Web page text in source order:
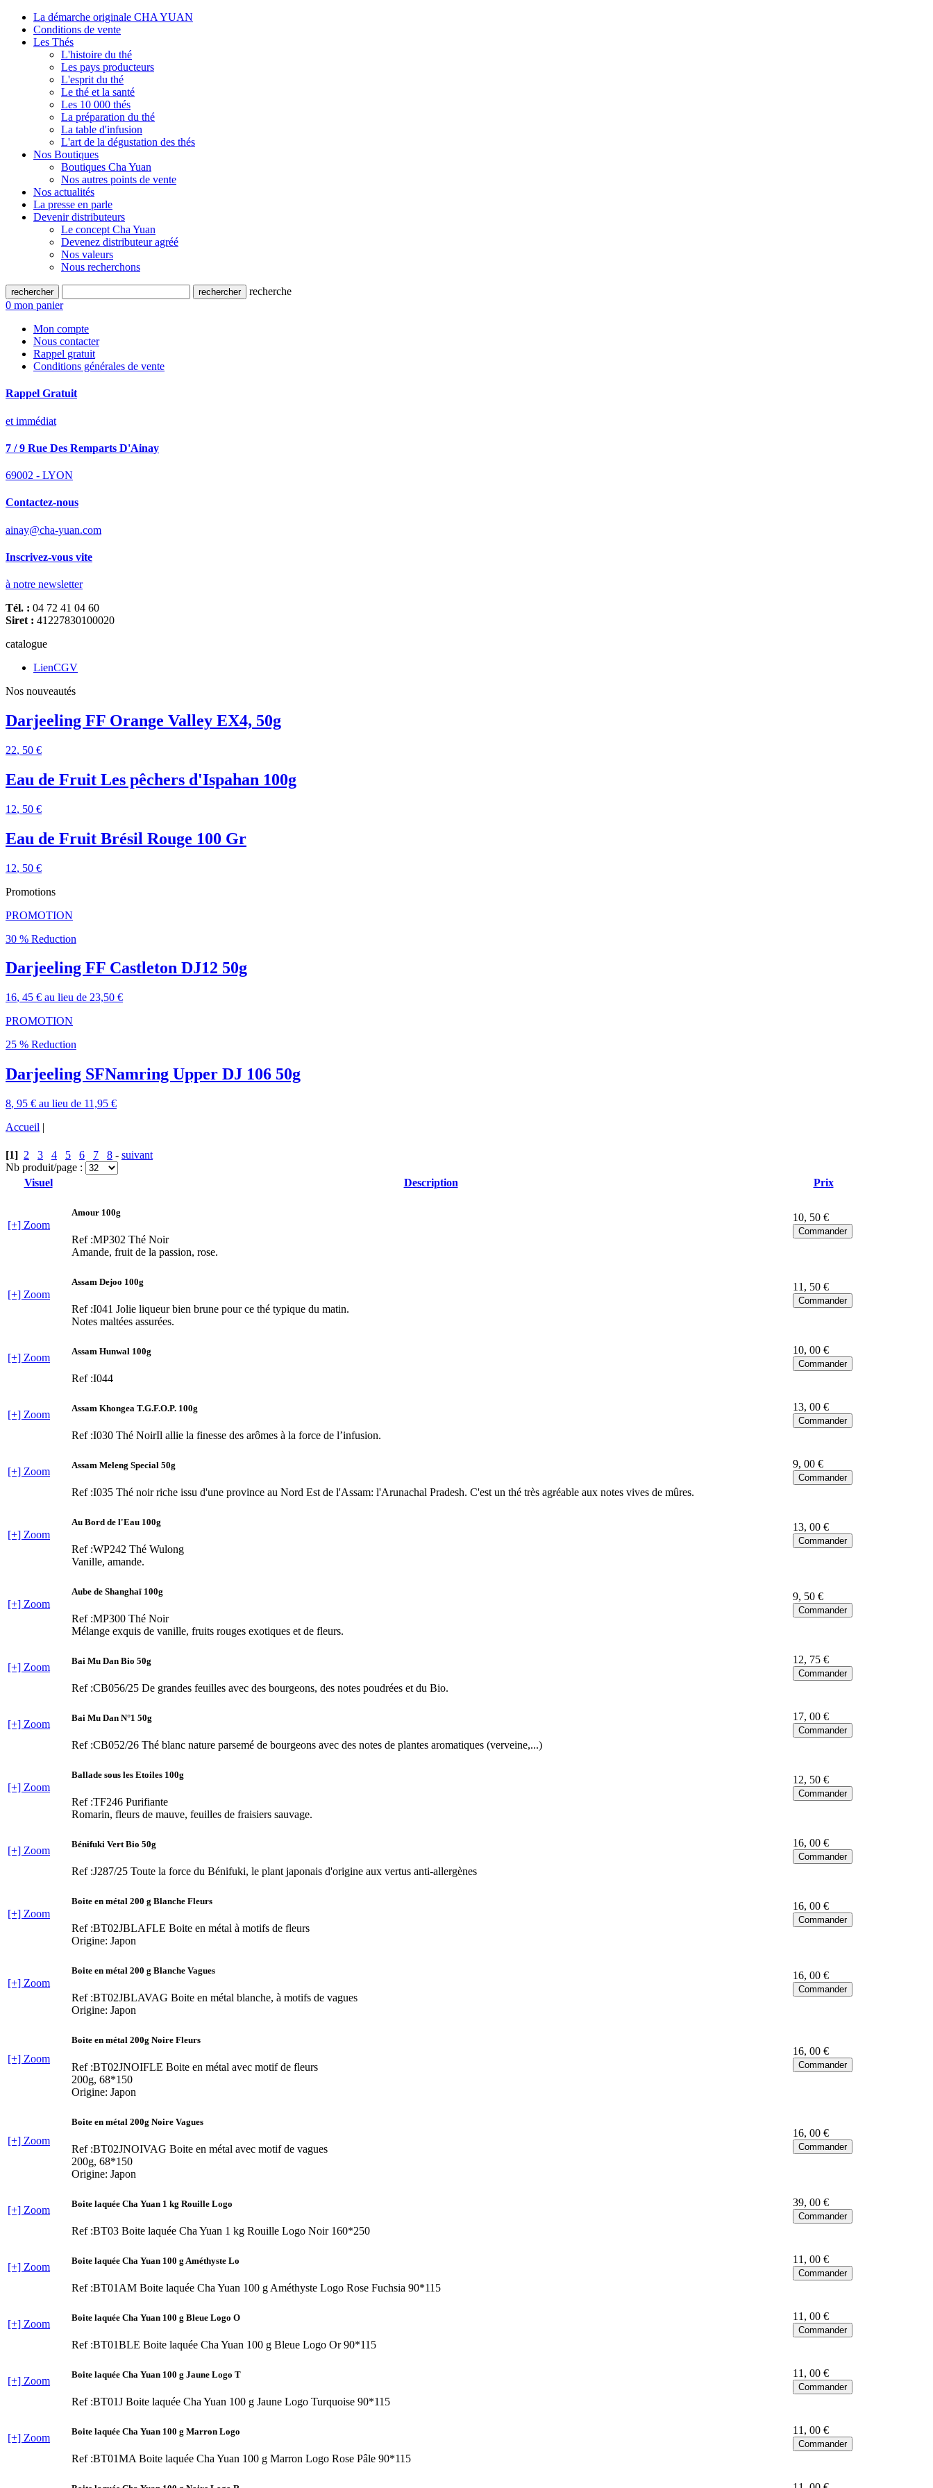
La démarche originale CHA YUAN
Conditions de vente
Les Thés
L'histoire du thé
Les pays producteurs
L'esprit du thé
Le thé et la santé
Les 10 000 thés
La préparation du thé
La table d'infusion
L'art de la dégustation des thés
Nos Boutiques
Boutiques Cha Yuan
Nos autres points de vente
Nos actualités
La presse en parle
Devenir distributeurs
Le concept Cha Yuan
Devenez distributeur agréé
Nos valeurs
Nous recherchons
recherche
0 mon panier
Mon compte
Nous contacter
Rappel gratuit
Conditions générales de vente
Rappel Gratuit
et immédiat
7 / 9 Rue Des Remparts D'Ainay
69002 - LYON
Contactez-nous
ainay@cha-yuan.com
Inscrivez-vous vite
à notre newsletter
Tél. : 04 72 41 04 60
Siret : 41227830100020
catalogue
LienCGV
Nos nouveautés
Darjeeling FF Orange Valley EX4, 50g
22, 50 €
Eau de Fruit Les pêchers d'Ispahan 100g
12, 50 €
Eau de Fruit Brésil Rouge 100 Gr
12, 50 €
Promotions
PROMOTION
30 % Reduction
Darjeeling FF Castleton DJ12 50g
16, 45 € au lieu de 23,50 €
PROMOTION
25 % Reduction
Darjeeling SFNamring Upper DJ 106 50g
8, 95 € au lieu de 11,95 €
Accueil |
[1] 2 3 4 5 6 7 8 - suivant
Nb produit/page :
Visuel
Description Prix
[+] Zoom
Amour 100g
Ref :MP302 Thé Noir
Amande, fruit de la passion, rose.
10, 50 €
[+] Zoom
Assam Dejoo 100g
Ref :I041 Jolie liqueur bien brune pour ce thé typique du matin.
Notes maltées assurées.
11 , 50 €
[+] Zoom
Assam Hunwal 100g
Ref :I044
10, 00 €
[+] Zoom
Assam Khongea T.G.F.O.P. 100g
Ref :I030 Thé NoirIl allie la finesse des arômes à la force de l’infusion.
13, 00 €
[+] Zoom
Assam Meleng Special 50g
Ref :I035 Thé noir riche issu d'une province au Nord Est de l'Assam: l'Arunachal Pradesh. C'est un thé très agréable aux notes vives de mûres.
9, 00 €
[+] Zoom
Au Bord de l'Eau 100g
Ref :WP242 Thé Wulong
Vanille, amande.
13, 00 €
[+] Zoom
Aube de Shanghaï 100g
Ref :MP300 Thé Noir
Mélange exquis de vanille, fruits rouges exotiques et de fleurs.
9, 50 €
[+] Zoom
Bai Mu Dan Bio 50g
Ref :CB056/25 De grandes feuilles avec des bourgeons, des notes poudrées et du Bio.
12, 75 €
[+] Zoom
Bai Mu Dan N°1 50g
Ref :CB052/26 Thé blanc nature parsemé de bourgeons avec des notes de plantes aromatiques (verveine,...)
17, 00 €
[+] Zoom
Ballade sous les Etoiles 100g
Ref :TF246 Purifiante
Romarin, fleurs de mauve, feuilles de fraisiers sauvage.
12, 50 €
[+] Zoom
Bénifuki Vert Bio 50g
Ref :J287/25 Toute la force du Bénifuki, le plant japonais d'origine aux vertus anti-allergènes
16, 00 €
[+] Zoom
Boite en métal 200 g Blanche Fleurs
Ref :BT02JBLAFLE Boite en métal à motifs de fleurs
Origine: Japon
16, 00 €
[+] Zoom
Boite en métal 200 g Blanche Vagues
Ref :BT02JBLAVAG Boite en métal blanche, à motifs de vagues
Origine: Japon
16, 00 €
[+] Zoom
Boite en métal 200g Noire Fleurs
Ref :BT02JNOIFLE Boite en métal avec motif de fleurs
200g, 68*150
Origine: Japon
16, 00 €
[+] Zoom
Boite en métal 200g Noire Vagues
Ref :BT02JNOIVAG Boite en métal avec motif de vagues
200g, 68*150
Origine: Japon
16, 00 €
[+] Zoom
Boite laquée Cha Yuan 1 kg Rouille Logo
Ref :BT03 Boite laquée Cha Yuan 1 kg Rouille Logo Noir 160*250
39, 00 €
[+] Zoom
Boite laquée Cha Yuan 100 g Améthyste Lo
Ref :BT01AM Boite laquée Cha Yuan 100 g Améthyste Logo Rose Fuchsia 90*115
11 , 00 €
[+] Zoom
Boite laquée Cha Yuan 100 g Bleue Logo O
Ref :BT01BLE Boite laquée Cha Yuan 100 g Bleue Logo Or 90*115
11 , 00 €
[+] Zoom
Boite laquée Cha Yuan 100 g Jaune Logo T
Ref :BT01J Boite laquée Cha Yuan 100 g Jaune Logo Turquoise 90*115
11 , 00 €
[+] Zoom
Boite laquée Cha Yuan 100 g Marron Logo
Ref :BT01MA Boite laquée Cha Yuan 100 g Marron Logo Rose Pâle 90*115
11 , 00 €